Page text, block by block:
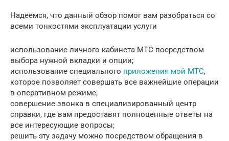
Надеемся, что данный обзор помог вам разобраться со
всеми тонкостями эксплуатации услуги
использование личного кабинета МТС посредством
выбора нужной вкладки и опции;
использование специального приложения мой МТС,
которое позволяет совершать все важнейшие операции
в оперативном режиме;
совершение звонка в специализированный центр
справки, где вам предоставят полноценные ответы на
все интересующие вопросы;
решить эту задачу можно посредством обращения в